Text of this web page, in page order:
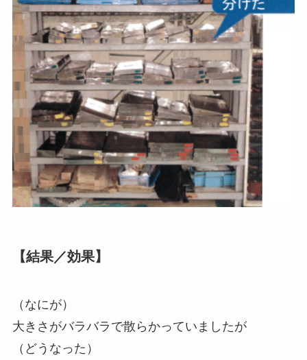
【結果／効果】
（なにが）
大きさがバラバラで散らかっていましたが
（どうなった）